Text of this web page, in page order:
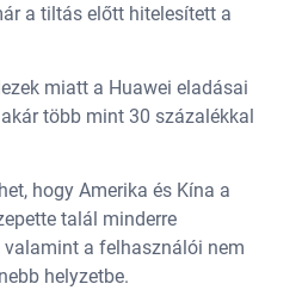
a tiltás előtt hitelesített a
miatt a Huawei eladásai
több mint 30 százalékkal
hogy Amerika és Kína a
talál minderre
valamint a felhasználói nem
helyzetbe.